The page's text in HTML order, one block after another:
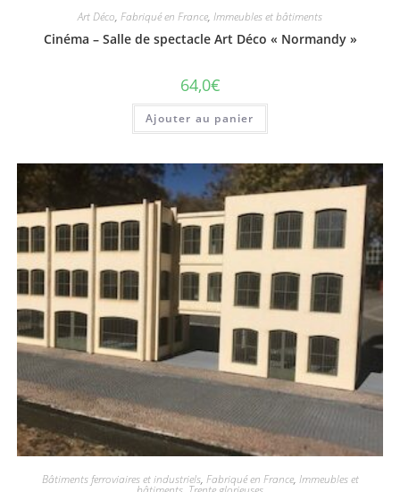
Art Déco, Fabriqué en France, Immeubles et bâtiments
Cinéma – Salle de spectacle Art Déco « Normandy »
64,0€
Ajouter au panier
Bâtiments ferroviaires et industriels, Fabriqué en France, Immeubles et